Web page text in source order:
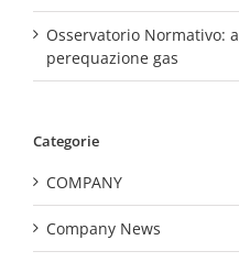
Osservatorio Normativo:
perequazione gas
Categorie
COMPANY
Company News